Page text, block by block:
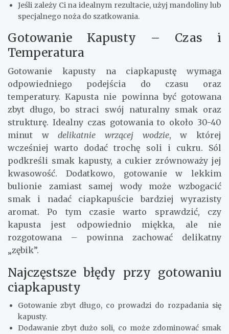
Jeśli zależy Ci na idealnym rezultacie, użyj mandoliny lub
specjalnego noża do szatkowania.
Gotowanie Kapusty – Czas i
Temperatura
Gotowanie kapusty na ciapkapustę wymaga
odpowiedniego podejścia do czasu oraz
temperatury. Kapusta nie powinna być gotowana
zbyt długo, bo straci swój naturalny smak oraz
strukturę. Idealny czas gotowania to około 30-40
minut wdelikatnie wrzącej wodzie, w której
wcześniej warto dodać trochę soli i cukru. Sól
podkreśli smak kapusty, a cukier zrównoważy jej
kwasowość. Dodatkowo, gotowanie w lekkim
bulionie zamiast samej wody może wzbogacić
smak i nadać ciapkapuście bardziej wyrazisty
aromat. Po tym czasie warto sprawdzić, czy
kapusta jest odpowiednio miękka, ale nie
rozgotowana – powinna zachować delikatny
„zębik”.
Najczęstsze błędy przy gotowaniu
ciapkapusty
Gotowanie zbyt długo, co prowadzi do rozpadania się
kapusty.
Dodawanie zbyt dużo soli, co może zdominować smak